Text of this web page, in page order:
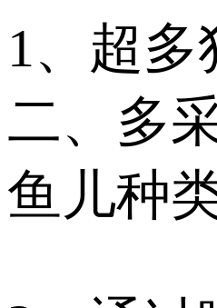
1、超多
二、多
鱼儿种类